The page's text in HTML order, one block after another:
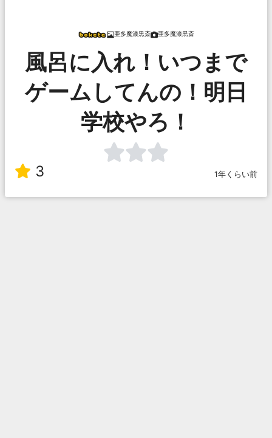
亜多魔漆黒斎 亜多魔漆黒斎
風呂に入れ！いつまで
ゲームしてんの！明日
学校やろ！
3 1年くらい前